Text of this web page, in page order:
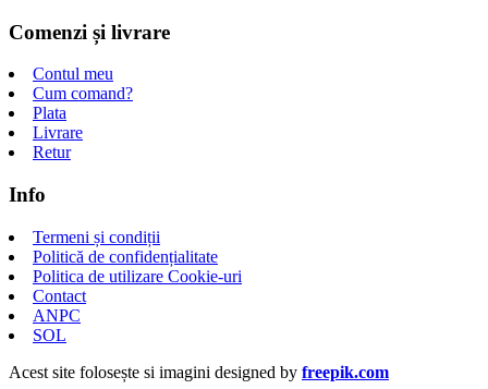
Comenzi și livrare
Contul meu
Cum comand?
Plata
Livrare
Retur
Info
Termeni și condiții
Politică de confidențialitate
Politica de utilizare Cookie-uri
Contact
ANPC
SOL
Acest site folosește si imagini designed by freepik.com